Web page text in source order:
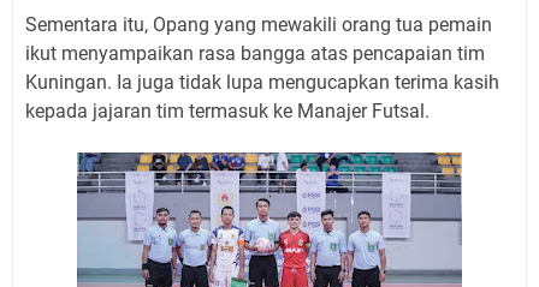
Sementara itu, Opang yang mewakili orang tua pemain
ikut menyampaikan rasa bangga atas pencapaian tim
Kuningan. Ia juga tidak lupa mengucapkan terima kasih
kepada jajaran tim termasuk ke Manajer Futsal.